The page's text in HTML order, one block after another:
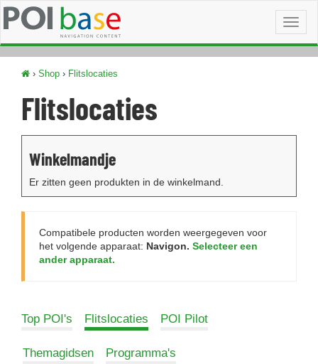
› Shop › Flitslocaties
Flitslocaties
Winkelmandje
Er zitten geen produkten in de winkelmand.
Compatibele producten worden weergegeven voor
het volgende apparaat: Navigon. Selecteer een
ander apparaat.
Top POI's Flitslocaties POI Pilot
Themagidsen Programma's